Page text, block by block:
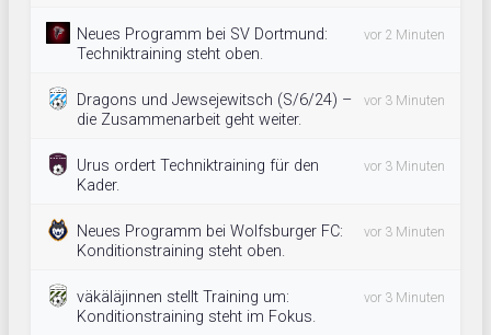
Neues Programm bei SV Dortmund:
Techniktraining steht oben.
vor 2 Minuten
Dragons und Jewsejewitsch (S/6/24) –
die Zusammenarbeit geht weiter.
vor 3 Minuten
Urus ordert Techniktraining für den
Kader.
vor 3 Minuten
Neues Programm bei Wolfsburger FC:
Konditionstraining steht oben.
vor 3 Minuten
väkäläjinnen stellt Training um:
Konditionstraining steht im Fokus.
vor 3 Minuten